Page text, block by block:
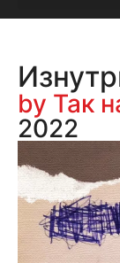
by Так
2022